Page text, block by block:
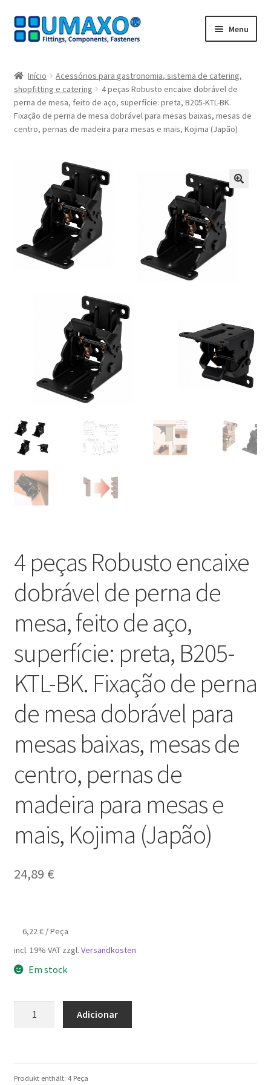
Ir
para
Saltar
para
Menu
A minha conta
Caixa registadora
Contate agora
Impressão
Navegação
Política de cancelamento
Proteção de dados
Retirar do contrato
Início
Acessórios para gastronomia, sistema de catering,
shopfitting e catering
4 peças Robusto encaixe dobrável de
perna de mesa, feito de aço, superfície: preta, B205-KTL-BK.
Fixação de perna de mesa dobrável para mesas baixas, mesas de
centro, pernas de madeira para mesas e mais, Kojima (Japão)
4 peças Robusto encaixe
dobrável de perna de
mesa, feito de aço,
superfície: preta, B205-
KTL-BK. Fixação de perna
de mesa dobrável para
mesas baixas, mesas de
centro, pernas de
madeira para mesas e
mais, Kojima (Japão)
24,89 €
6,22€ /Peça
incl. 19% VAT zzgl. Versandkosten
Em stock
Adicionar
Produkt enthält: 4 Peça